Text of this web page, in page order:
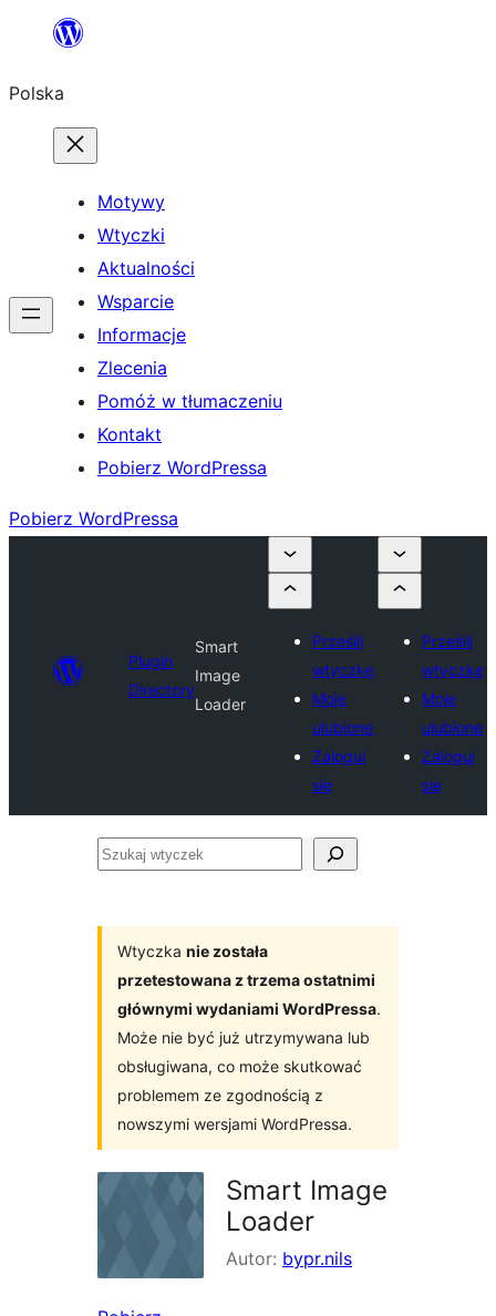
Przejdź
treści
Polska
Motywy
Wtyczki
Aktualności
Wsparcie
Informacje
Zlecenia
Pomóż w tłumaczeniu
Kontakt
Pobierz WordPressa
Pobierz WordPressa
Plugin
Directory
Smart
Image
Loader
Prześlij
wtyczkę
Moje
ulubione
Zaloguj
się
Prześlij
wtyczkę
Moje
ulubione
Zaloguj
się
Szukaj
Wtyczka nie została
przetestowana z trzema ostatnimi
głównymi wydaniami WordPressa.
Może nie być już utrzymywana lub
obsługiwana, co może skutkować
problemem ze zgodnością z
nowszymi wersjami WordPressa.
Smart Image
Loader
Autor: bypr.nils